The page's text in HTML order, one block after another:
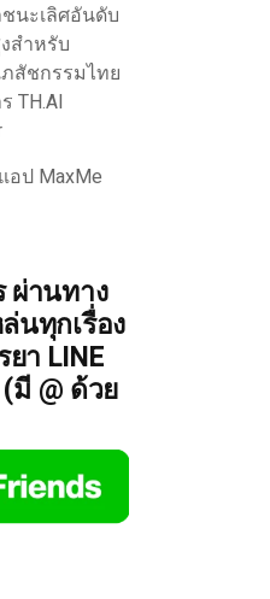
ชนะเลิศอันดับ
สำหรับ
สัชกรรมไทย
TH.AI
อป MaxMe
ผ่านทาง
นทุกเรื่อง
า LINE
มี @ ด้วย